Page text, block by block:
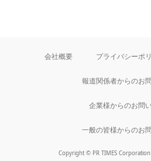
会社概要 プライバシーポ
報道関係者からのお
企業様からのお問
一般の皆様からのお
Copyright © PR TIMES